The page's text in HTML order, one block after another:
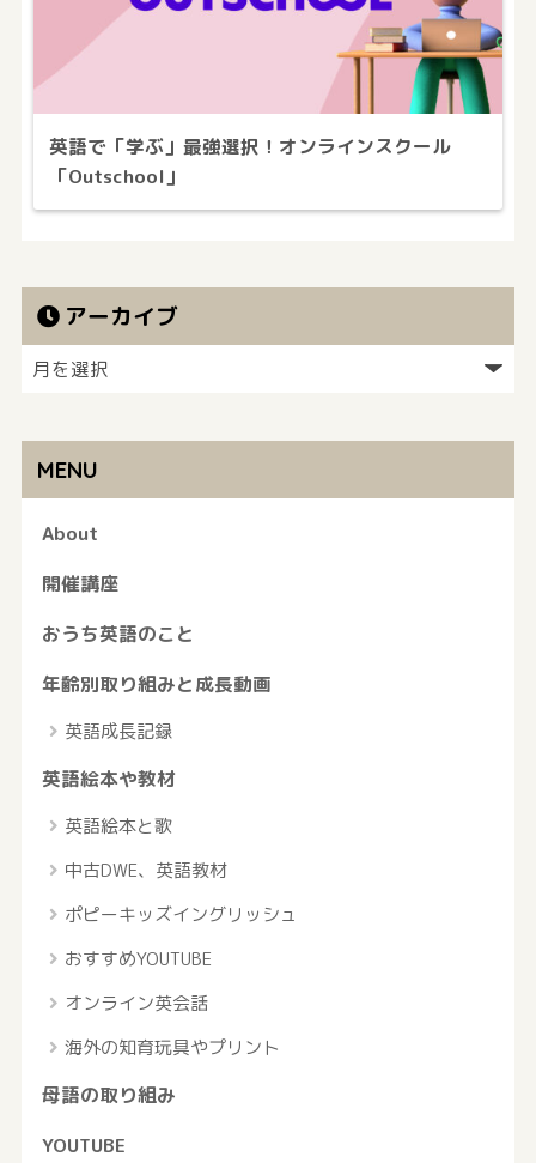
英語で「学ぶ」最強選択！オンラインスクール
「Outschool」
アーカイブ
MENU
About
開催講座
おうち英語のこと
年齢別取り組みと成長動画
英語成長記録
英語絵本や教材
英語絵本と歌
中古DWE、英語教材
ポピーキッズイングリッシュ
おすすめYOUTUBE
オンライン英会話
海外の知育玩具やプリント
母語の取り組み
YOUTUBE